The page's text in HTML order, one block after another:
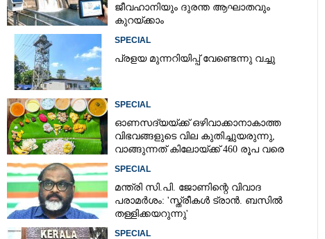
ജീവഹാനിയും ദുരന്ത ആഘാതവും
കുറയ്ക്കാം
SPECIAL
പ്ര​ളയ മു​ന്ന​റി​യി​പ്പ് ​വേണ്ടെന്നു വച്ചു
SPECIAL
ഓണസദ്യയ്‌ക്ക് ഒഴിവാക്കാനാകാത്ത
വിഭവങ്ങളുടെ വില കുതിച്ചുയരുന്നു,
വാങ്ങുന്നത് കിലോയ്‌ക്ക് 460 രൂപ വരെ
SPECIAL
മന്ത്രി സി.പി. ജോണിന്റെ വിവാദ
പരാമർശം: 'സ്ത്രീകൾ ട്രാൻ. ബസിൽ
തള്ളിക്കയറുന്നു'
SPECIAL